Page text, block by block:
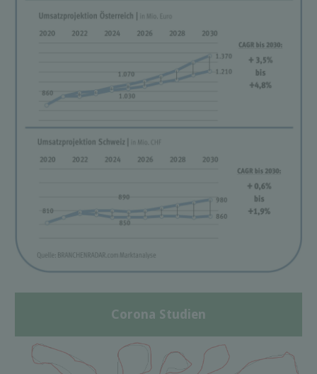
Corona Studien